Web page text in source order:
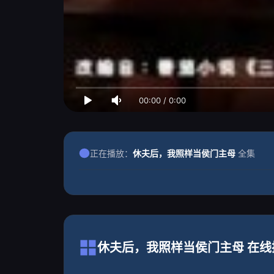
00:00 / 0:00
正在播放： 休夫后，我照样当侯门主母 全集
休夫后，我照样当侯门主母 在